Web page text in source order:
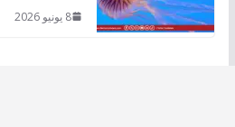
8 يونيو 2026